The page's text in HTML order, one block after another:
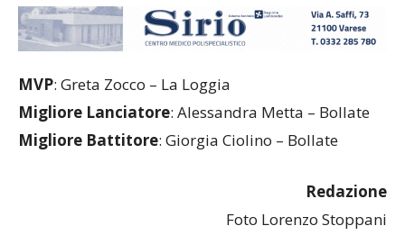
MVP: Greta Zocco – La Loggia
Migliore Lanciatore: Alessandra Metta – Bollate
Migliore Battitore: Giorgia Ciolino – Bollate
Redazione
Foto Lorenzo Stoppani